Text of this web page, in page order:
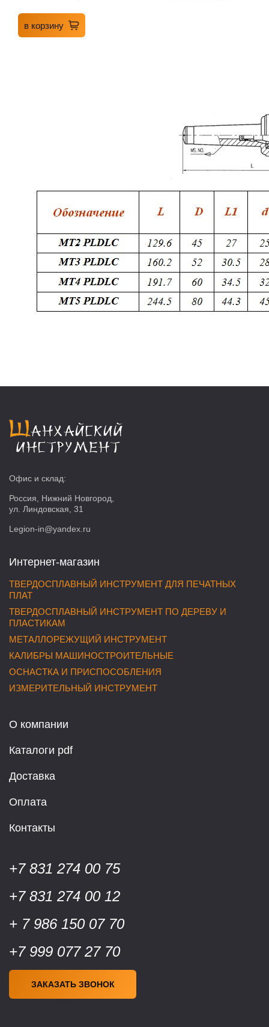
в корзину
Офис и склад:
Россия, Нижний Новгород,
ул. Линдовская, 31
Legion-in@yandex.ru
Интернет-магазин
ТВЕРДОСПЛАВНЫЙ ИНСТРУМЕНТ ДЛЯ ПЕЧАТНЫХ
ПЛАТ
ТВЕРДОСПЛАВНЫЙ ИНСТРУМЕНТ ПО ДЕРЕВУ И
ПЛАСТИКАМ
МЕТАЛЛОРЕЖУЩИЙ ИНСТРУМЕНТ
КАЛИБРЫ МАШИНОСТРОИТЕЛЬНЫЕ
ОСНАСТКА И ПРИСПОСОБЛЕНИЯ
ИЗМЕРИТЕЛЬНЫЙ ИНСТРУМЕНТ
О компании
Каталоги pdf
Доставка
Оплата
Контакты
+7 831 274 00 75
+7 831 274 00 12
+ 7 986 150 07 70
+7 999 077 27 70
ЗАКАЗАТЬ ЗВОНОК